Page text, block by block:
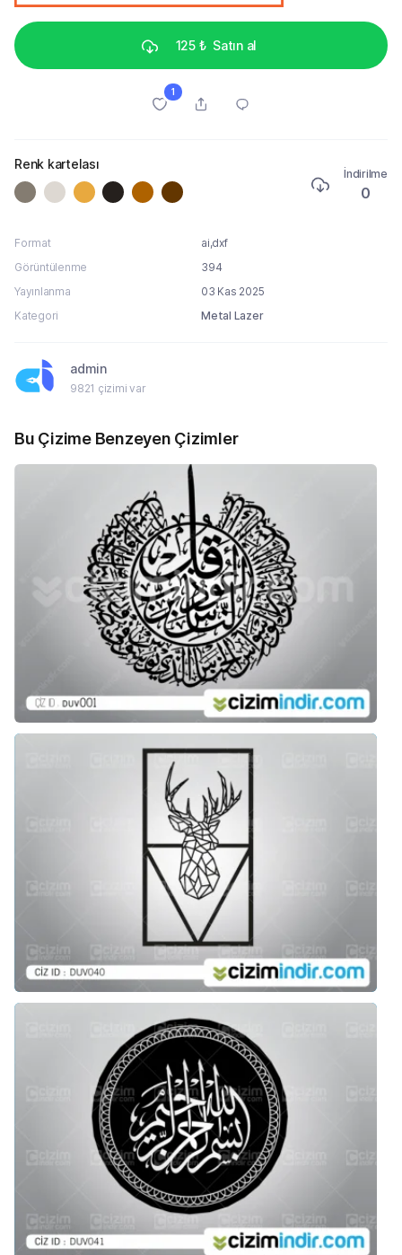
125 ₺ Satın al
1
Renk kartelası
İndirilme
0
Format
ai,dxf
Görüntülenme
394
Yayınlanma
03 Kas 2025
Kategori
Metal Lazer
admin
9821 çizimi var
Bu Çizime Benzeyen Çizimler